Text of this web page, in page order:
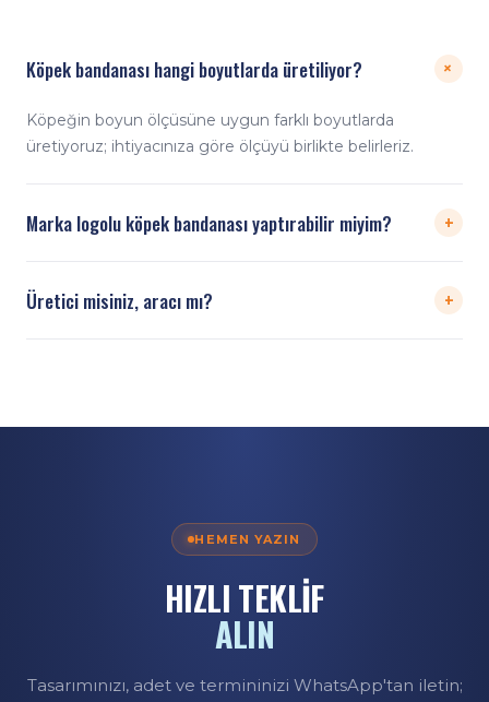
Köpek bandanası hangi boyutlarda üretiliyor? +
Köpeğin boyun ölçüsüne uygun farklı boyutlarda
üretiyoruz; ihtiyacınıza göre ölçüyü birlikte belirleriz.
Marka logolu köpek bandanası yaptırabilir miyim? +
desenlerinizi köpek bandanasına uyguluyoruz.
Üretici misiniz, aracı mı? +
HEMEN YAZIN
HIZLI TEKLİF
ALIN
Tasarımınızı, adet ve termininizi WhatsApp'tan iletin;